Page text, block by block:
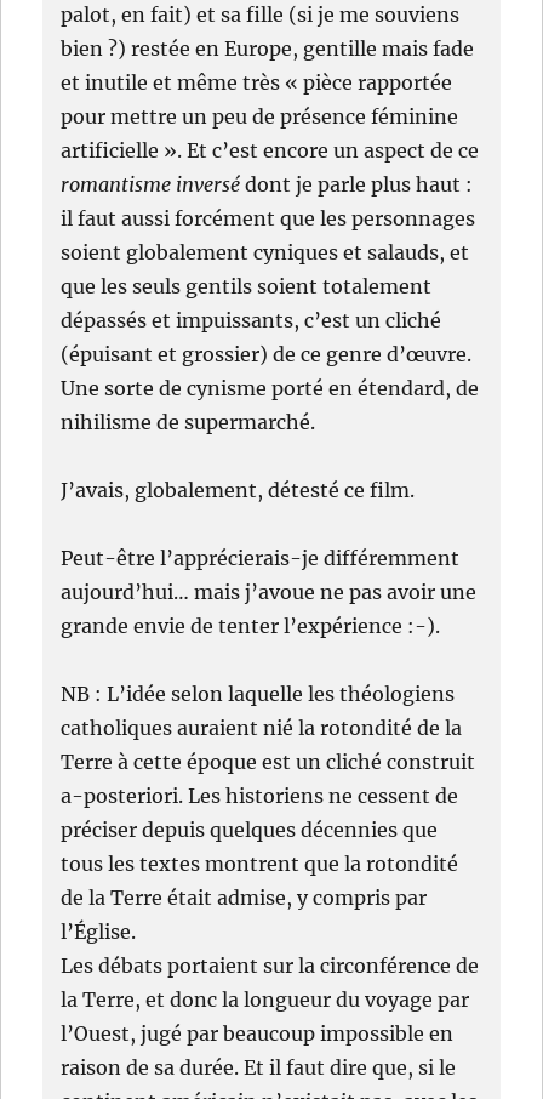
palot, en fait) et sa fille (si je me souviens
bien ?) restée en Europe, gentille mais fade
et inutile et même très « pièce rapportée
pour mettre un peu de présence féminine
artificielle ». Et c’est encore un aspect de ce
romantisme inversé dont je parle plus haut :
il faut aussi forcément que les personnages
soient globalement cyniques et salauds, et
que les seuls gentils soient totalement
dépassés et impuissants, c’est un cliché
(épuisant et grossier) de ce genre d’œuvre.
Une sorte de cynisme porté en étendard, de
nihilisme de supermarché.
J’avais, globalement, détesté ce film.
Peut-être l’apprécierais-je différemment
aujourd’hui… mais j’avoue ne pas avoir une
grande envie de tenter l’expérience :-).
NB : L’idée selon laquelle les théologiens
catholiques auraient nié la rotondité de la
Terre à cette époque est un cliché construit
a-posteriori. Les historiens ne cessent de
préciser depuis quelques décennies que
tous les textes montrent que la rotondité
de la Terre était admise, y compris par
l’Église.
Les débats portaient sur la circonférence de
la Terre, et donc la longueur du voyage par
l’Ouest, jugé par beaucoup impossible en
raison de sa durée. Et il faut dire que, si le